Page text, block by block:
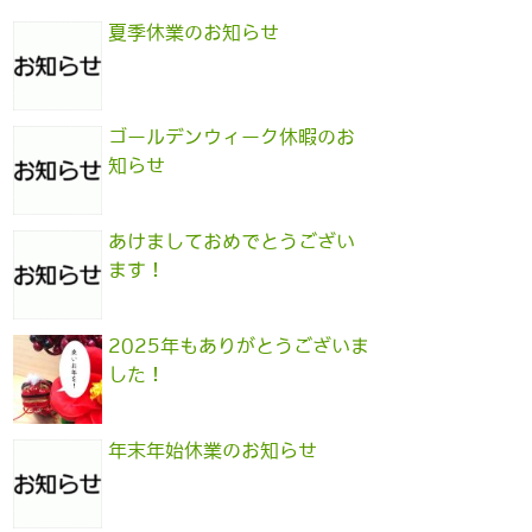
夏季休業のお知らせ
ゴールデンウィーク休暇のお
知らせ
あけましておめでとうござい
ます！
2025年もありがとうございま
した！
年末年始休業のお知らせ